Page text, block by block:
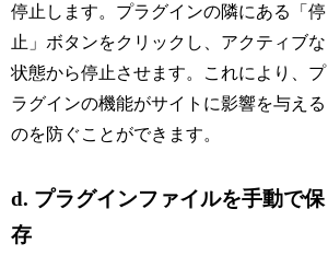
停止します。プラグインの隣にある「停
止」ボタンをクリックし、アクティブな
状態から停止させます。これにより、プ
ラグインの機能がサイトに影響を与える
のを防ぐことができます。
d. プラグインファイルを手動で保
存